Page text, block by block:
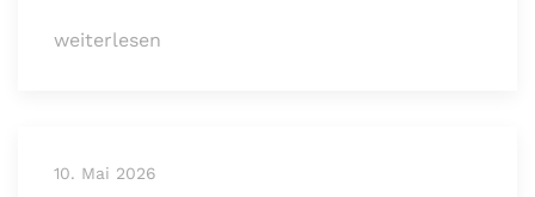
weiterlesen
10. Mai 2026